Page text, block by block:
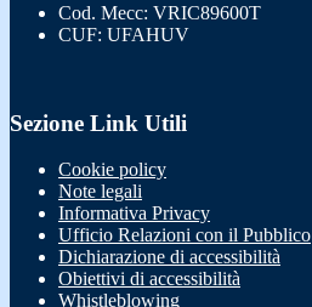
Cod. Mecc: VRIC89600T
CUF: UFAHUV
Sezione Link Utili
Cookie policy
Note legali
Informativa Privacy
Ufficio Relazioni con il Pubblico
Dichiarazione di accessibilità
Obiettivi di accessibilità
Whistleblowing